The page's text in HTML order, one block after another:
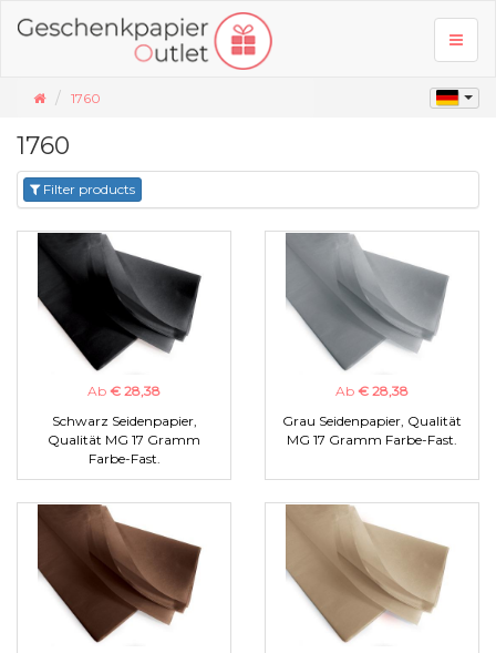
1760
1760
Filter products
Ab € 28,38
Schwarz Seidenpapier,
Qualität MG 17 Gramm
Farbe-Fast.
Ab € 28,38
Grau Seidenpapier, Qualität
MG 17 Gramm Farbe-Fast.